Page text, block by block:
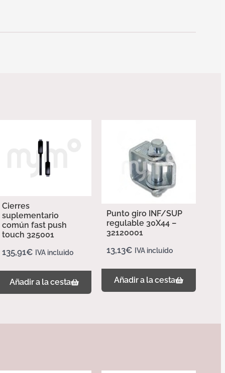
Cierres
suplementario
común fast push
touch 325001
135,91€ IVA incluido
Añadir a la cesta
Punto giro INF/SUP
regulable 30X44 –
32120001
13,13€ IVA incluido
Añadir a la cesta